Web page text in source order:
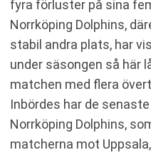
fyra förluster på sina
Norrköping Dolphins,
stabil andra plats, har
under säsongen så här
matchen med flera
Inbördes har de
Norrköping Dolphins,
matcherna mot